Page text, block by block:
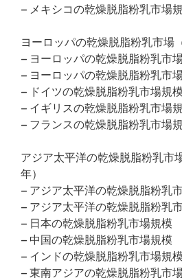
– メキシコの乾燥脱脂粉乳市場
ヨーロッパの乾燥脱脂粉乳市場
– ヨーロッパの乾燥脱脂粉乳市
– ヨーロッパの乾燥脱脂粉乳市
– ドイツの乾燥脱脂粉乳市場規模
– イギリスの乾燥脱脂粉乳市場
– フランスの乾燥脱脂粉乳市場
アジア太平洋の乾燥脱脂粉乳
年）
– アジア太平洋の乾燥脱脂粉乳
– アジア太平洋の乾燥脱脂粉乳
– 日本の乾燥脱脂粉乳市場規模
– 中国の乾燥脱脂粉乳市場規模
– インドの乾燥脱脂粉乳市場規模
– 東南アジアの乾燥脱脂粉乳市